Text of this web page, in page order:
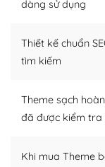
WordPress là
người cuồng tín
Nếu bạn gặp
lời, giải đáp vấn
dàng sử dụng
Thiết kế chuẩn
tìm kiếm
Theme sạch
đã được kiểm tra
Khi mua Theme